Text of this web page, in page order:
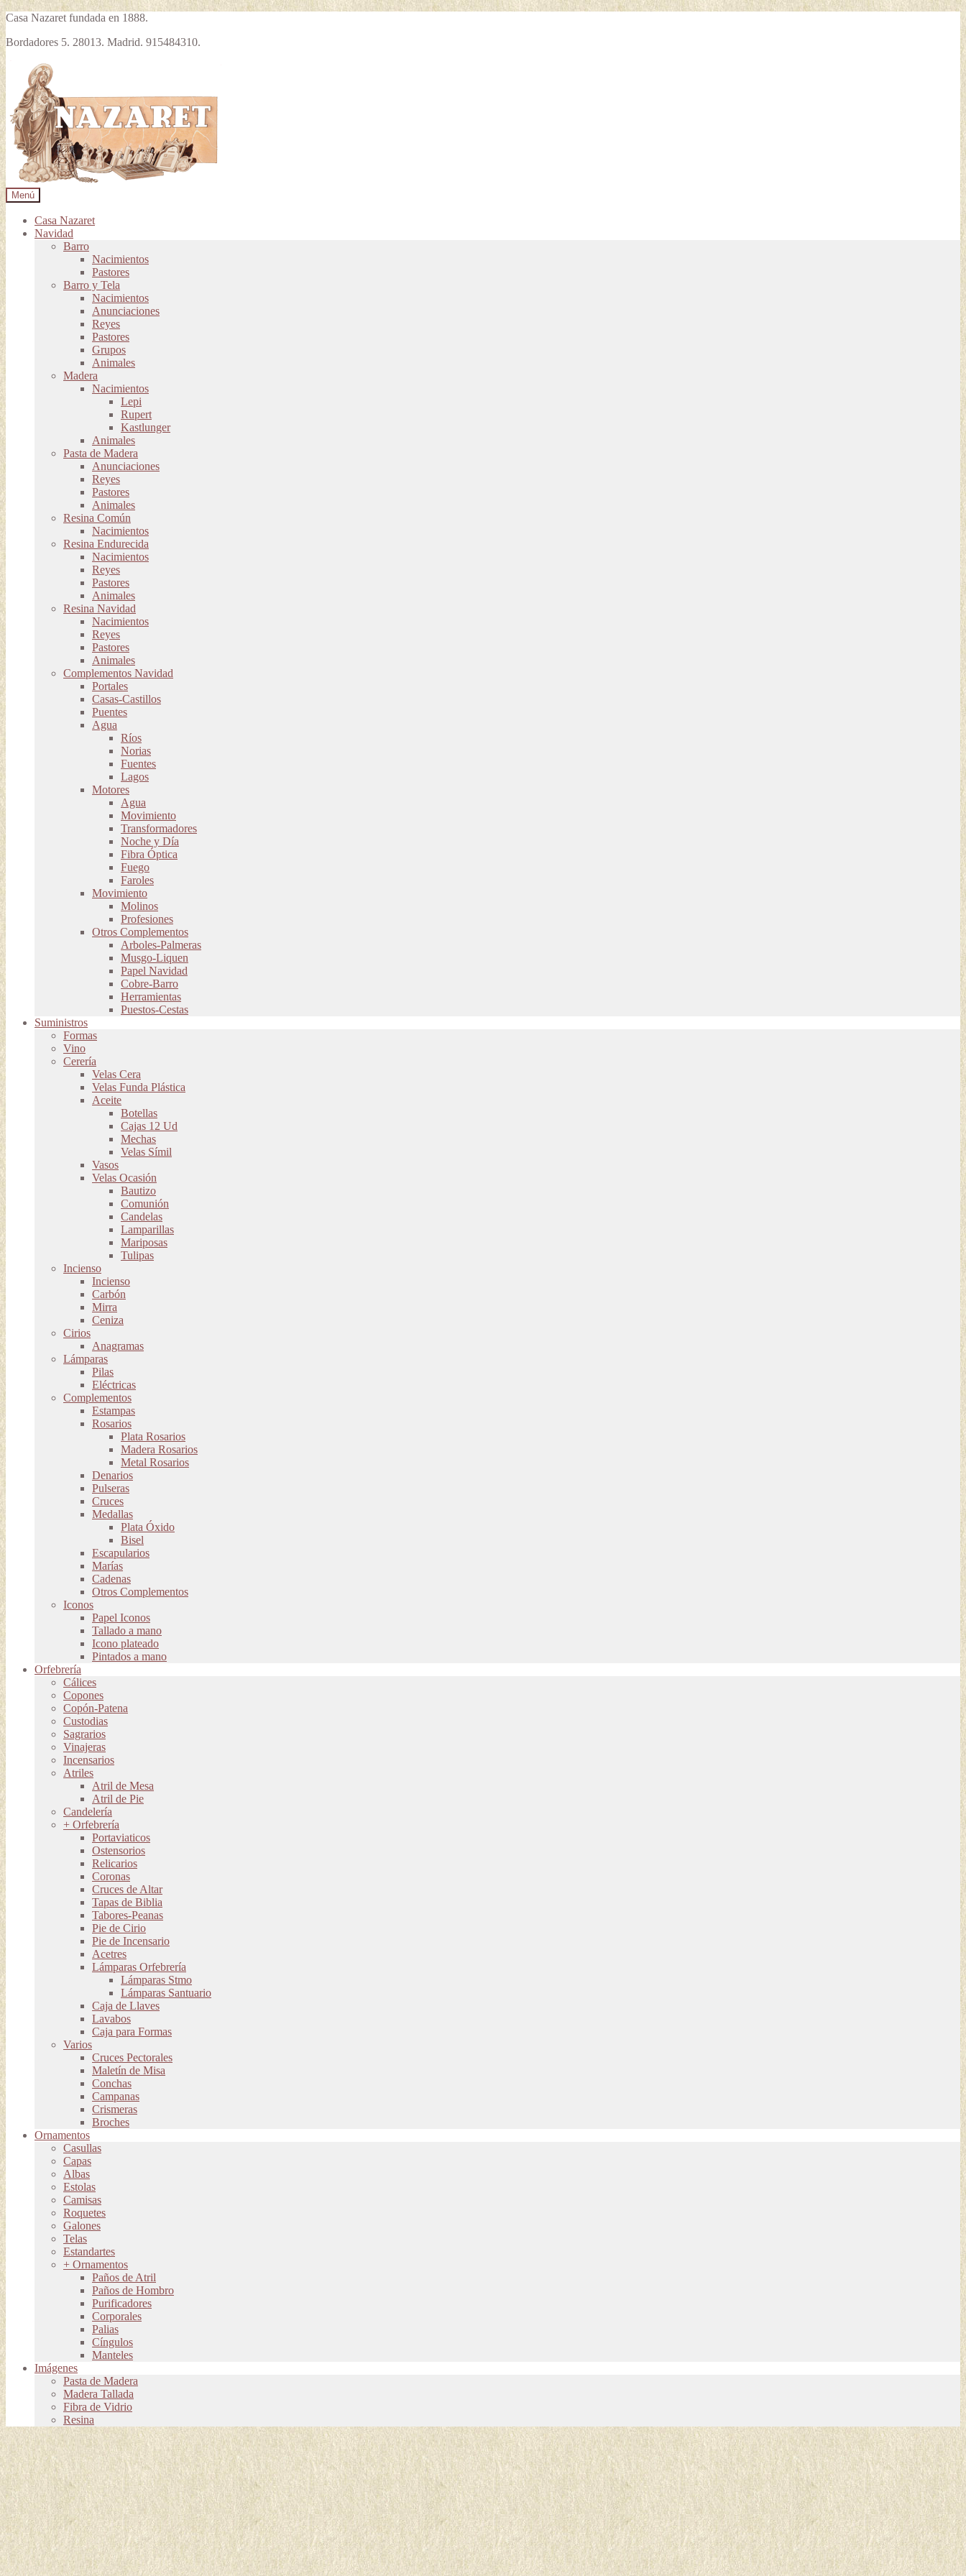
Casa Nazaret fundada en 1888.
Bordadores 5. 28013. Madrid. 915484310.
la
navegación
contenido
Menú
Casa Nazaret
Navidad
Barro
Nacimientos
Pastores
Barro y Tela
Nacimientos
Anunciaciones
Reyes
Pastores
Grupos
Animales
Madera
Nacimientos
Lepi
Rupert
Kastlunger
Animales
Pasta de Madera
Anunciaciones
Reyes
Pastores
Animales
Resina Común
Nacimientos
Resina Endurecida
Nacimientos
Reyes
Pastores
Animales
Resina Navidad
Nacimientos
Reyes
Pastores
Animales
Complementos Navidad
Portales
Casas-Castillos
Puentes
Agua
Ríos
Norias
Fuentes
Lagos
Motores
Agua
Movimiento
Transformadores
Noche y Día
Fibra Óptica
Fuego
Faroles
Movimiento
Molinos
Profesiones
Otros Complementos
Arboles-Palmeras
Musgo-Liquen
Papel Navidad
Cobre-Barro
Herramientas
Puestos-Cestas
Suministros
Formas
Vino
Cerería
Velas Cera
Velas Funda Plástica
Aceite
Botellas
Cajas 12 Ud
Mechas
Velas Símil
Vasos
Velas Ocasión
Bautizo
Comunión
Candelas
Lamparillas
Mariposas
Tulipas
Incienso
Incienso
Carbón
Mirra
Ceniza
Cirios
Anagramas
Lámparas
Pilas
Eléctricas
Complementos
Estampas
Rosarios
Plata Rosarios
Madera Rosarios
Metal Rosarios
Denarios
Pulseras
Cruces
Medallas
Plata Óxido
Bisel
Escapularios
Marías
Cadenas
Otros Complementos
Iconos
Papel Iconos
Tallado a mano
Icono plateado
Pintados a mano
Orfebrería
Cálices
Copones
Copón-Patena
Custodias
Sagrarios
Vinajeras
Incensarios
Atriles
Atril de Mesa
Atril de Pie
Candelería
+ Orfebrería
Portaviaticos
Ostensorios
Relicarios
Coronas
Cruces de Altar
Tapas de Biblia
Tabores-Peanas
Pie de Cirio
Pie de Incensario
Acetres
Lámparas Orfebrería
Lámparas Stmo
Lámparas Santuario
Caja de Llaves
Lavabos
Caja para Formas
Varios
Cruces Pectorales
Maletín de Misa
Conchas
Campanas
Crismeras
Broches
Ornamentos
Casullas
Capas
Albas
Estolas
Camisas
Roquetes
Galones
Telas
Estandartes
+ Ornamentos
Paños de Atril
Paños de Hombro
Purificadores
Corporales
Palias
Cíngulos
Manteles
Imágenes
Pasta de Madera
Madera Tallada
Fibra de Vidrio
Resina